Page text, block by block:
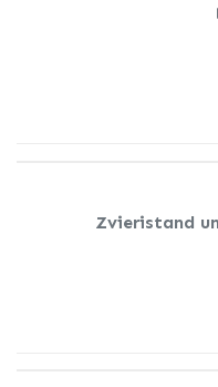
Zvieristand